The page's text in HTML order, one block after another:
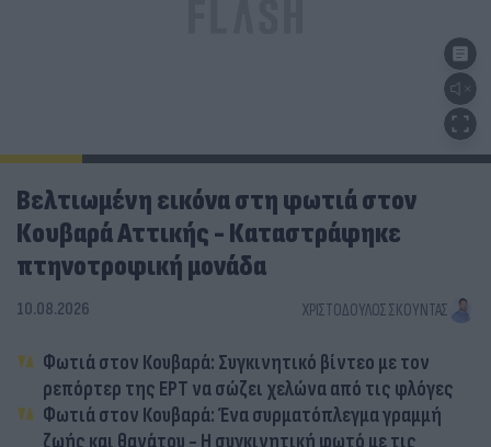
Βελτιωμένη εικόνα στη φωτιά στον
Κουβαρά Αττικής - Καταστράφηκε
πτηνοτροφική μονάδα
10.08.2026 ΧΡΙΣΤΌΔΟΥΛΟΣ ΣΚΟΎΝΤΑΣ
Φωτιά στον Κουβαρά: Συγκινητικό βίντεο με τον
ρεπόρτερ της ΕΡΤ να σώζει χελώνα από τις φλόγες
Φωτιά στον Κουβαρά: Ένα συρματόπλεγμα γραμμή